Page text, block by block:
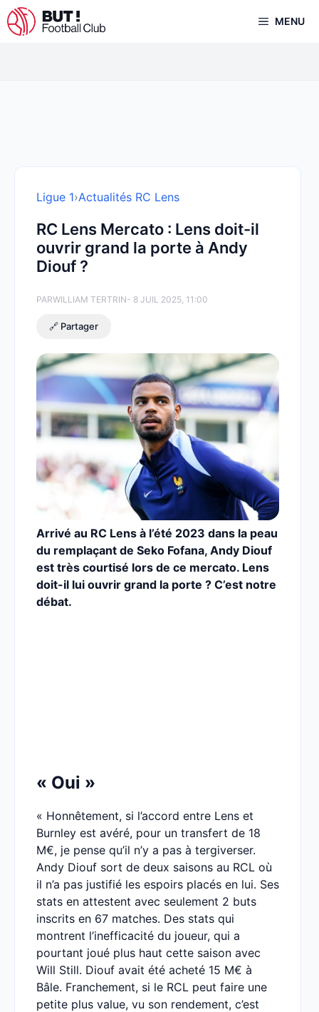
Aller
au
MENU
Ligue 1›Actualités RC Lens
RC Lens Mercato : Lens doit-il
ouvrir grand la porte à Andy
Diouf ?
PARWILLIAM TERTRIN- 8 JUIL 2025, 11:00
🔗 Partager
Arrivé au RC Lens à l’été 2023 dans la peau
du remplaçant de Seko Fofana, Andy Diouf
est très courtisé lors de ce mercato. Lens
doit-il lui ouvrir grand la porte ? C’est notre
débat.
« Oui »
« Honnêtement, si l’accord entre Lens et
Burnley est avéré, pour un transfert de 18
M€, je pense qu’il n’y a pas à tergiverser.
Andy Diouf sort de deux saisons au RCL où
il n’a pas justifié les espoirs placés en lui. Ses
stats en attestent avec seulement 2 buts
inscrits en 67 matches. Des stats qui
montrent l’inefficacité du joueur, qui a
pourtant joué plus haut cette saison avec
Will Still. Diouf avait été acheté 15 M€ à
Bâle. Franchement, si le RCL peut faire une
petite plus value, vu son rendement, c’est